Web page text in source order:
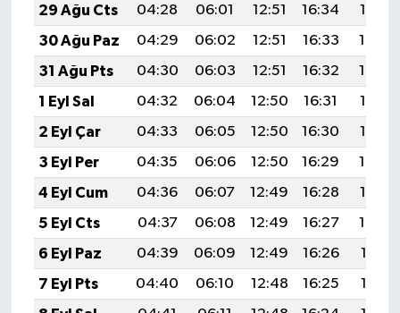
29 Ağu Cts
04:28 06:01 12:51 16:34
19:32
30 Ağu Paz
04:29 06:02 12:51 16:33
19:30
31 Ağu Pts
04:30 06:03 12:51 16:32
19:29
1 Eyl Sal
04:32 06:04 12:50 16:31
19:27
2 Eyl Çar
04:33 06:05 12:50 16:30
19:25
3 Eyl Per
04:35 06:06 12:50 16:29
19:24
4 Eyl Cum
04:36 06:07 12:49 16:28
19:22
5 Eyl Cts
04:37 06:08 12:49 16:27
19:20
6 Eyl Paz
04:39 06:09 12:49 16:26
19:19
7 Eyl Pts
04:40 06:10 12:48 16:25
19:17